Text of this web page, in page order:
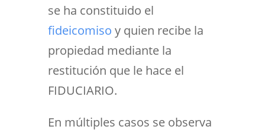
se ha constituido el
fideicomiso y quien recibe la
propiedad mediante la
restitución que le hace el
FIDUCIARIO.
En múltiples casos se observa